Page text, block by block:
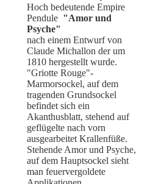
Hoch bedeutende Empire
Pendule "Amor und
Psyche"
nach einem Entwurf von
Claude Michallon der um
1810 hergestellt wurde.
"Griotte Rouge"-
Marmorsockel, auf dem
tragenden Grundsockel
befindet sich ein
Akanthusblatt, stehend auf
geflügelte nach vorn
ausgearbeitet Krallenfüße.
Stehende Amor und Psyche,
auf dem Hauptsockel sieht
man feuervergoldete